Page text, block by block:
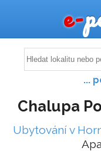
e-
...
Chalupa
Ubytování v